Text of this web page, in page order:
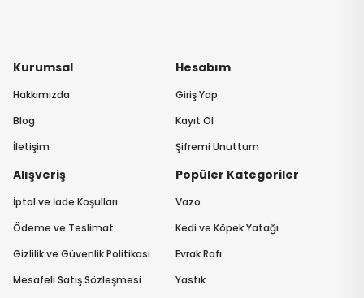
Kurumsal
Hakkımızda
Blog
İletişim
Hesabım
Giriş Yap
Kayıt Ol
Şifremi Unuttum
Alışveriş
İptal ve İade Koşulları
Ödeme ve Teslimat
Gizlilik ve Güvenlik Politikası
Mesafeli Satış Sözleşmesi
Popüler Kategoriler
Vazo
Kedi ve Köpek Yatağı
Evrak Rafı
Yastık